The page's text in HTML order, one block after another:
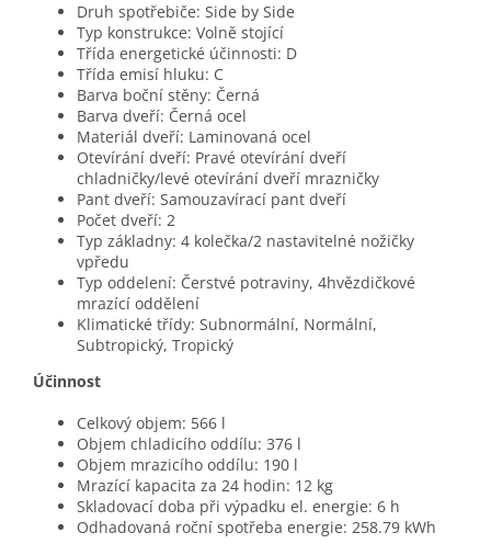
Druh spotřebiče: Side by Side
Typ konstrukce: Volně stojící
Třída energetické účinnosti: D
Třída emisí hluku: C
Barva boční stěny: Černá
Barva dveří: Černá ocel
Materiál dveří: Laminovaná ocel
Otevírání dveří: Pravé otevírání dveří
chladničky/levé otevírání dveří mrazničky
Pant dveří: Samouzavírací pant dveří
Počet dveří: 2
Typ základny: 4 kolečka/2 nastavitelné nožičky
vpředu
Typ oddelení: Čerstvé potraviny, 4hvězdičkové
mrazící oddělení
Klimatické třídy: Subnormální, Normální,
Subtropický, Tropický
Účinnost
Celkový objem: 566 l
Objem chladicího oddílu: 376 l
Objem mrazicího oddílu: 190 l
Mrazící kapacita za 24 hodin: 12 kg
Skladovací doba při výpadku el. energie: 6 h
Odhadovaná roční spotřeba energie: 258.79 kWh